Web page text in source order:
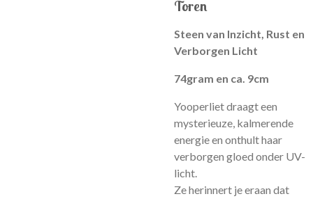
Toren
Steen van Inzicht, Rust en
Verborgen Licht
74gram en ca. 9cm
Yooperliet draagt een
mysterieuze, kalmerende
energie en onthult haar
verborgen gloed onder UV-
licht.
Ze herinnert je eraan dat